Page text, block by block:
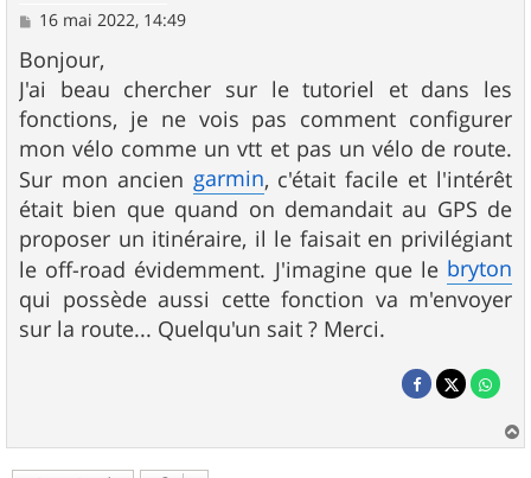
M
s
s
a
g
e
16 mai 2022, 14:49
Bonjour,
J'ai beau chercher sur le tutoriel et dans les
fonctions, je ne vois pas comment configurer
mon vélo comme un vtt et pas un vélo de route.
Sur mon ancien garmin, c'était facile et l'intérêt
était bien que quand on demandait au GPS de
proposer un itinéraire, il le faisait en privilégiant
le off-road évidemment. J'imagine que le bryton
qui possède aussi cette fonction va m'envoyer
sur la route... Quelqu'un sait ? Merci.
a